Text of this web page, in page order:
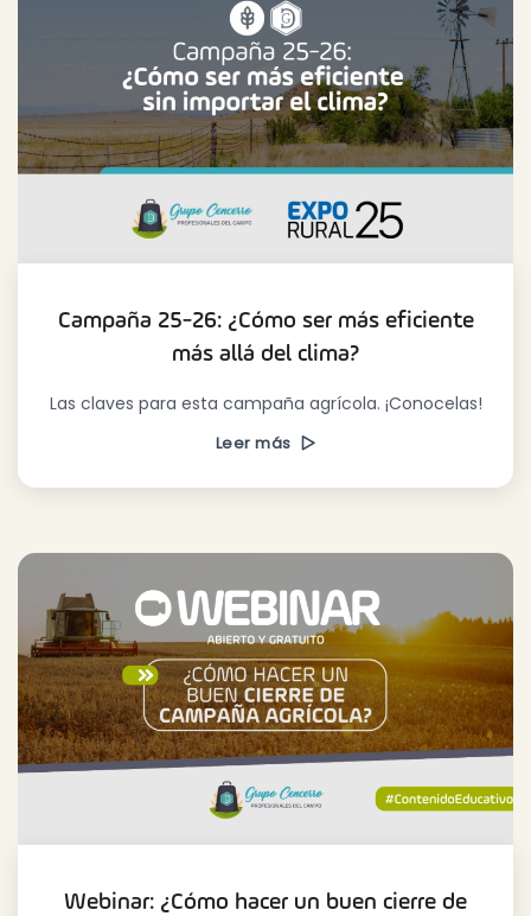
Campaña 25-26: ¿Cómo ser más eficiente
más allá del clima?
Las claves para esta campaña agrícola. ¡Conocelas!
Leer más
Webinar: ¿Cómo hacer un buen cierre de